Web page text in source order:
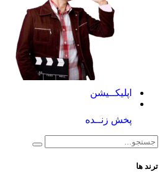
اپلیکــیشن
پخش زنــده
ترند ها